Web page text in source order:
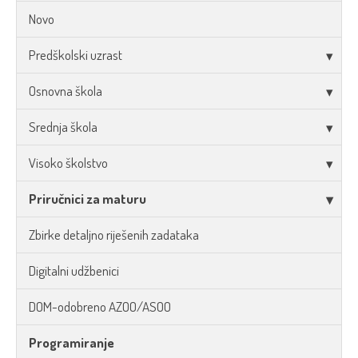
Novo
Predškolski uzrast
Osnovna škola
Srednja škola
Visoko školstvo
Priručnici za maturu
Zbirke detaljno riješenih zadataka
Digitalni udžbenici
DOM-odobreno AZOO/ASOO
Programiranje